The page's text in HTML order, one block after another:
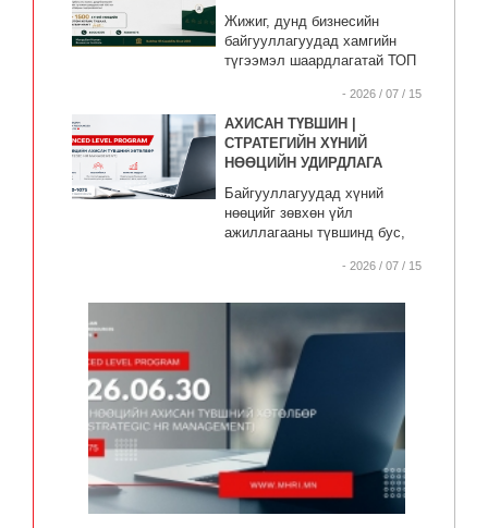
Жижиг, дунд бизнесийн
байгууллагуудад хамгийн
түгээмэл шаардлагатай ТОП
тодорхойлолтыг нэгтгэн
хүргэж байна.
- 2026 / 07 / 15
АХИСАН ТҮВШИН |
СТРАТЕГИЙН ХҮНИЙ
НӨӨЦИЙН УДИРДЛАГА
Байгууллагуудад хүний
нөөцийг зөвхөн үйл
ажиллагааны түвшинд бус,
уялдуулан удирдах- 2026 / 07 / 15